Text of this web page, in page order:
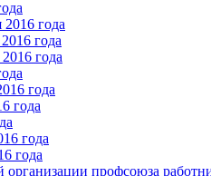
года
года
года
года
года
года
года
организации профсоюза